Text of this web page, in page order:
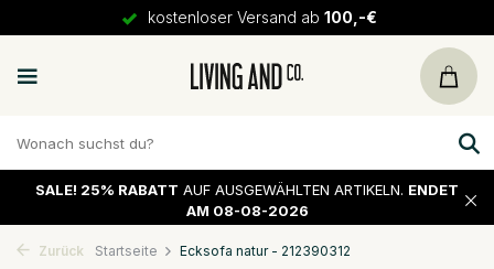
kostenloser Versand ab 100,-€
SALE! 25% RABATT AUF AUSGEWÄHLTEN ARTIKELN. ENDET
AM 08-08-2026
Zurück Startseite Ecksofa natur - 212390312